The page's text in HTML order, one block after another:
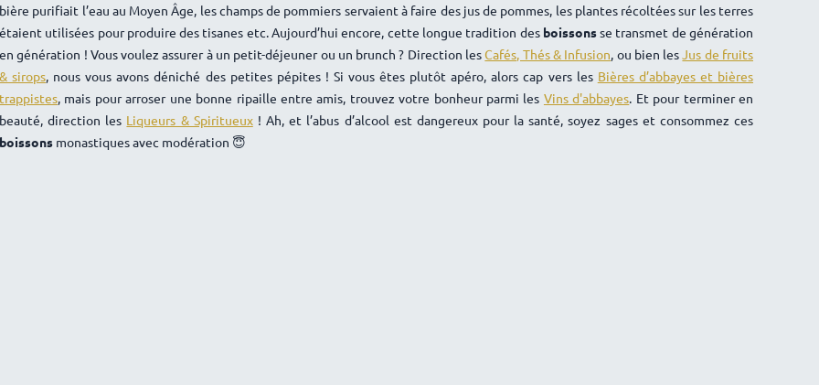
bière purifiait l’eau au Moyen Âge, les champs de pommiers servaient à faire des jus de pommes, les plantes récoltées sur les terres
étaient utilisées pour produire des tisanes etc. Aujourd’hui encore, cette longue tradition des boissonsse transmet de génération
en génération ! Vous voulez assurer à un petit-déjeuner ou un brunch ? Direction lesCafés, Thés & Infusion, ou bien lesJus de fruits
& sirops, nous vous avons déniché des petites pépites ! Si vous êtes plutôt apéro, alors cap vers les Bières d’abbayes et bières
trappistes, mais pour arroser une bonne ripaille entre amis, trouvez votre bonheur parmi les Vins d'abbayes. Et pour terminer en
beauté, direction les Liqueurs & Spiritueux! Ah, et l’abus d’alcool est dangereux pour la santé, soyez sages et consommez ces
boissons monastiques avec modération 😇